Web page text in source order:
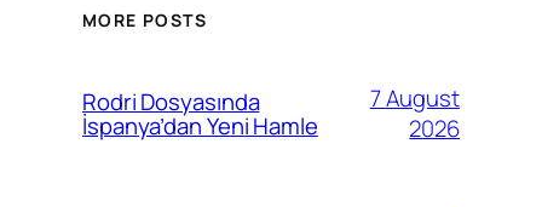
MORE POSTS
Rodri Dosyasında
İspanya’dan Yeni Hamle
7 August
2026